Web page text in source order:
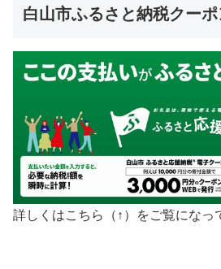
白山市ふるさと納税クーポ
詳しくはこちら（↑）をご覧になっ